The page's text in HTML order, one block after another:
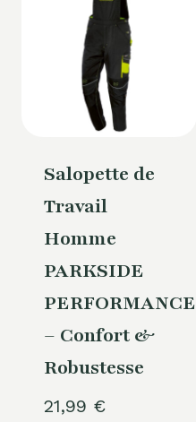
Salopette de
Travail
Homme
PARKSIDE
PERFORMANCE®
– Confort &
Robustesse
21,99 €